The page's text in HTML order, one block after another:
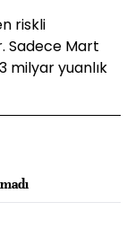
riskli
Sadece Mart
milyar yuanlık